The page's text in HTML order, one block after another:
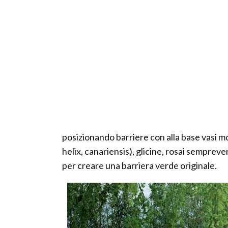
posizionando barriere con alla base vasi
helix, canariensis), glicine, rosai
per creare una barriera verde originale.